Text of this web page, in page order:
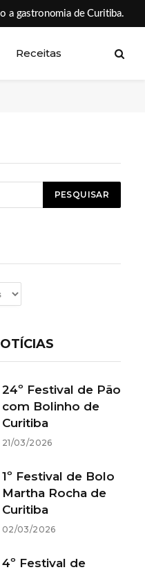
a gastronomia de Curitiba.
Receitas
24º Festival de Pão
com Bolinho de
Curitiba
21/03/2026
1º Festival de Bolo
Martha Rocha de
Curitiba
02/03/2026
4º Festival de